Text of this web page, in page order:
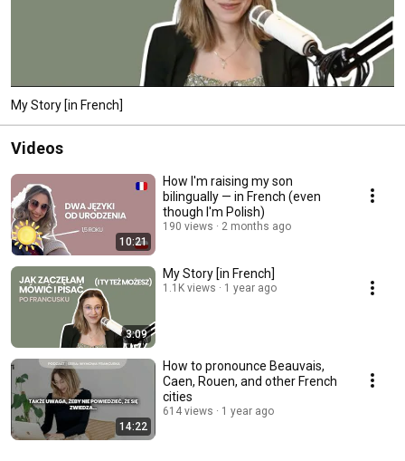
My Story [in French]
Videos
10:21
How I'm raising my son
bilingually — in French (even
though I'm Polish)
190 views 2 months ago
3:09
My Story [in French]
1.1K views 1 year ago
14:22
How to pronounce Beauvais,
Caen, Rouen, and other French
cities
614 views 1 year ago